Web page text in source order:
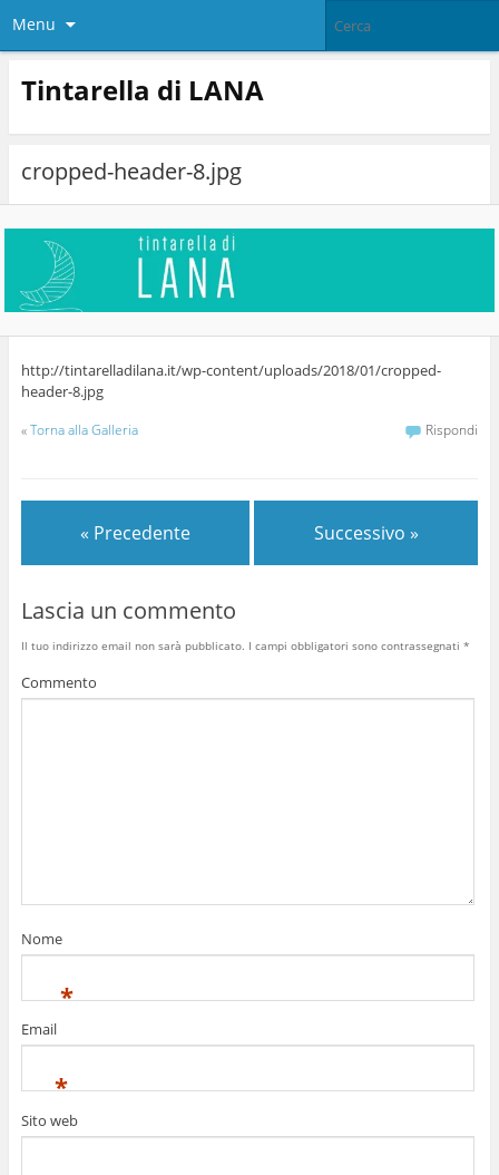
Menu
Tintarella di LANA
cropped-header-8.jpg
http://tintarelladilana.it/wp-content/uploads/2018/01/cropped-
header-8.jpg
«Torna alla Galleria Rispondi
« Precedente Successivo »
Lascia un commento
Il tuo indirizzo email non sarà pubblicato. I campi obbligatori sono contrassegnati *
Commento
Nome
*
Email
*
Sito web